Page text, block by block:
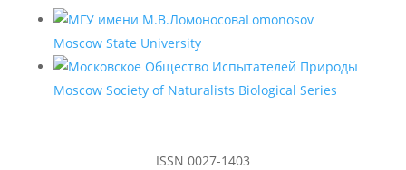
Lomonosov
Moscow State University
Moscow Society of Naturalists Biological Series
ISSN 0027-1403